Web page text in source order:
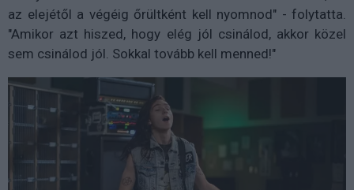
az elejétől a végéig őrültként kell nyomnod" - folytatta.
"Amikor azt hiszed, hogy elég jól csinálod, akkor közel
sem csinálod jól. Sokkal tovább kell menned!"